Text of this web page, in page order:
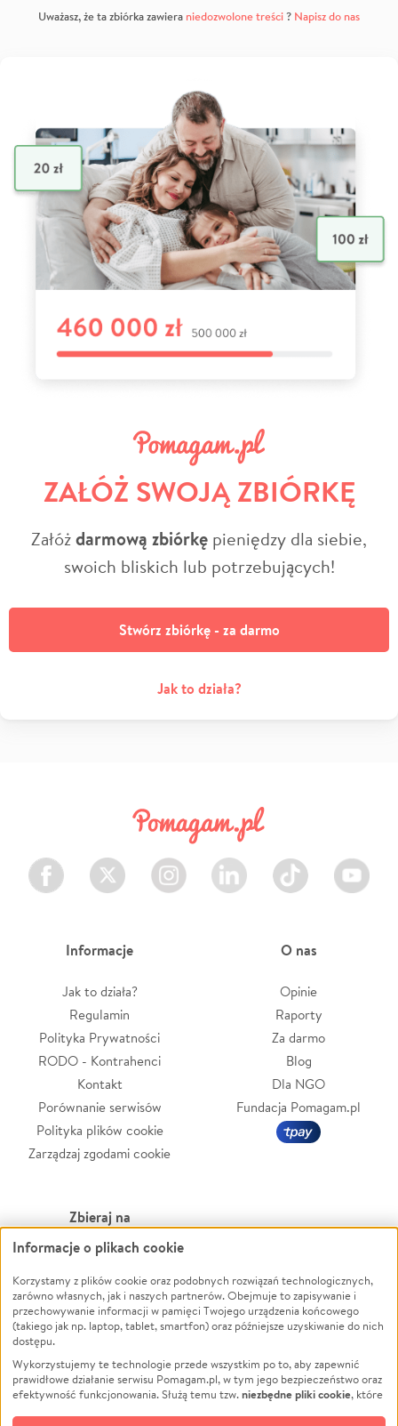
Uważasz, że ta zbiórka zawiera niedozwolone treści? Napisz do nas
ZAŁÓŻ SWOJĄ ZBIÓRKĘ
Załóżdarmową zbiórkę pieniędzy dla siebie,
swoich bliskich lub potrzebujących!
Stwórz zbiórkę - za darmo
Jak to działa?
Facebook Twitter Instagram LinkedIn TikTok Youtube
Informacje
Jak to działa?
Regulamin
Polityka Prywatności
RODO - Kontrahenci
Kontakt
Porównanie serwisów
Polityka plików cookie
Zarządzaj zgodami cookie
O nas
Opinie
Raporty
Za darmo
Blog
Dla NGO
Fundacja Pomagam.pl
Zbieraj na
Leczenie
Zwierzęta
Pożar
Ukraina
Pomoc Finansowa
Projekty
Pogrzeb
Powódź
Wichura
NGO
Edukacja
Podróż
Impreza
Informacje o plikach cookie
Korzystamy z plików cookie oraz podobnych rozwiązań technologicznych,
zarówno własnych, jak i naszych partnerów. Obejmuje to zapisywanie i
przechowywanie informacji w pamięci Twojego urządzenia końcowego
(takiego jak np. laptop, tablet, smartfon) oraz późniejsze uzyskiwanie do nich
dostępu.
Wykorzystujemy te technologie przede wszystkim po to, aby zapewnić
prawidłowe działanie serwisu Pomagam.pl, w tym jego bezpieczeństwo oraz
efektywność funkcjonowania. Służą temu tzw.niezbędne pliki cookie, które